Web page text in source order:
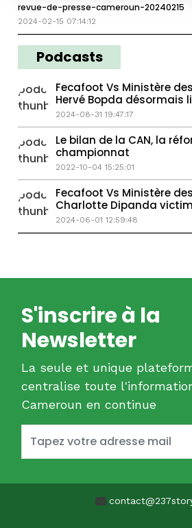
revue-de-presse-cameroun-20240215
2024-02-15 07:14:12
Podcasts
Fecafoot Vs Ministère
Hervé Bopda désormais
2024-08-31 19:47:17
Le bilan de la CAN, la
championnat
2022-10-04 15:25:01
Fecafoot Vs Ministère
Charlotte Dipanda
violences conjugales ?
2024-06-01 12:59:48
S'inscrire à la
Newsletter
La seule et unique
centralise toute
Cameroun en continue